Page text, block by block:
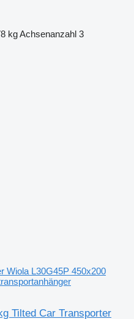
kgAchsenanzahl 3
Wiola L30G45P 450x200
Tilted Car Transporter